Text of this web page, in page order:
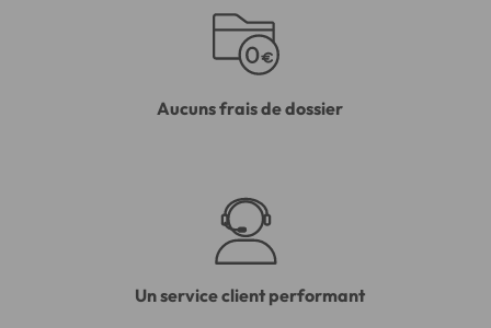
Aucuns frais de dossier
Un service client performant